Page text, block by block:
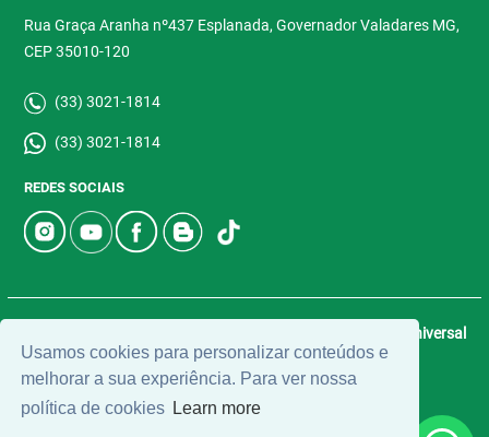
Usamos cookies para personalizar conteúdos e
melhorar a sua experiência. Para ver nossa
política de cookies Learn more
Rua Graça Aranha nº437 Esplanada, Governador Valadares MG,
CEP 35010-120
(33) 3021-1814
(33) 3021-1814
REDES SOCIAIS
Universal
Software.